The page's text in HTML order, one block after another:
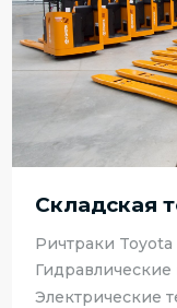
Складская
Ричтраки Toyota
Электрические